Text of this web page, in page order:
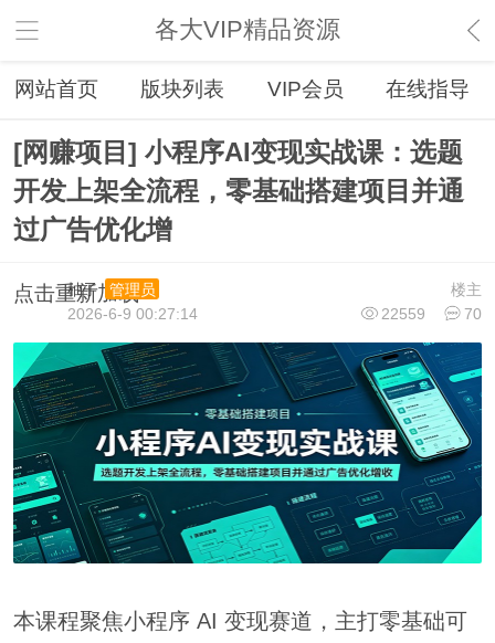
各大VIP精品资源
网站首页 版块列表 VIP会员 在线指导
[网赚项目] 小程序AI变现实战课：选题
开发上架全流程，零基础搭建项目并通
过广告优化增
点击重新加载 楼主
柚子
管理员
22559
70
2026-6-9 00:27:14
本课程聚焦小程序 AI 变现赛道，主打零基础可